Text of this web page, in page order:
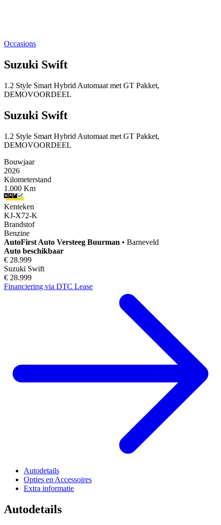
Occasions
Suzuki Swift
1.2 Style Smart Hybrid Automaat met GT Pakket,
DEMOVOORDEEL
Suzuki Swift
1.2 Style Smart Hybrid Automaat met GT Pakket,
DEMOVOORDEEL
Bouwjaar
2026
Kilometerstand
1.000 Km
Kenteken
KJ-X72-K
Brandstof
Benzine
AutoFirst Auto Versteeg Buurman • Barneveld
Auto beschikbaar
€ 28.999
Suzuki Swift
€ 28.999
Financiering via DTC Lease
Autodetails
Opties en Accessoires
Extra informatie
Autodetails